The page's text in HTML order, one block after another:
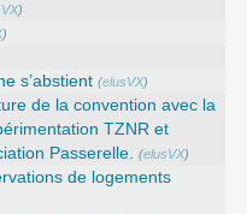
)
)
s’abstient (elusVX)
de la convention avec la
TZNR et
Passerelle.
(elusVX)
de logements